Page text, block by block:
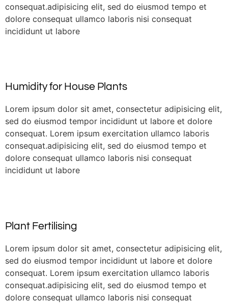
consequat.adipisicing elit, sed do eiusmod tempo et
dolore consequat ullamco laboris nisi consequat
incididunt ut labore
Humidity for House Plants
Lorem ipsum dolor sit amet, consectetur adipisicing elit,
sed do eiusmod tempor incididunt ut labore et dolore
consequat. Lorem ipsum exercitation ullamco laboris
consequat.adipisicing elit, sed do eiusmod tempo et
dolore consequat ullamco laboris nisi consequat
incididunt ut labore
Plant Fertilising
Lorem ipsum dolor sit amet, consectetur adipisicing elit,
sed do eiusmod tempor incididunt ut labore et dolore
consequat. Lorem ipsum exercitation ullamco laboris
consequat.adipisicing elit, sed do eiusmod tempo et
dolore consequat ullamco laboris nisi consequat